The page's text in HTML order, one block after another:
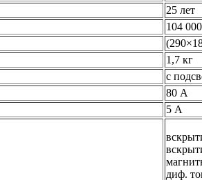
25 лет
104
1,7 кг
с
80 А
5 А
диф.